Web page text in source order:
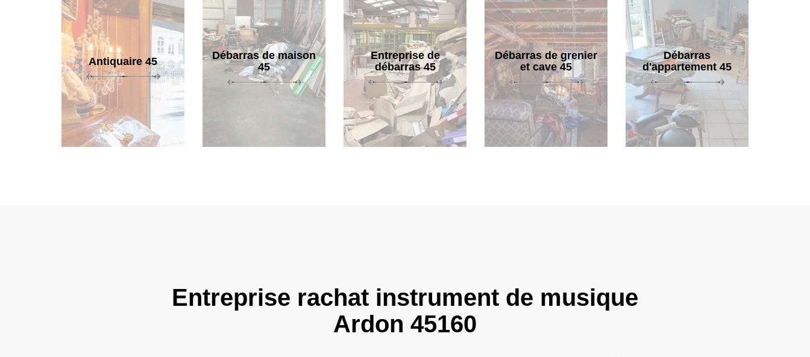
Antiquaire 45
Débarras de maison
45
Entreprise de
débarras 45
Débarras de grenier
et cave 45
Débarras
d'appartement 45
Entreprise rachat instrument de musique
Ardon 45160